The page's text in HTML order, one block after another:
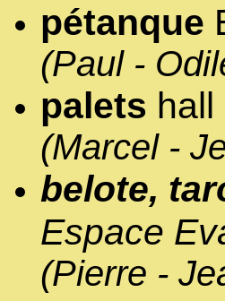
pétanque
(Paul -
palets hall
(Marcel -
belote,
Espace
(Pierre -